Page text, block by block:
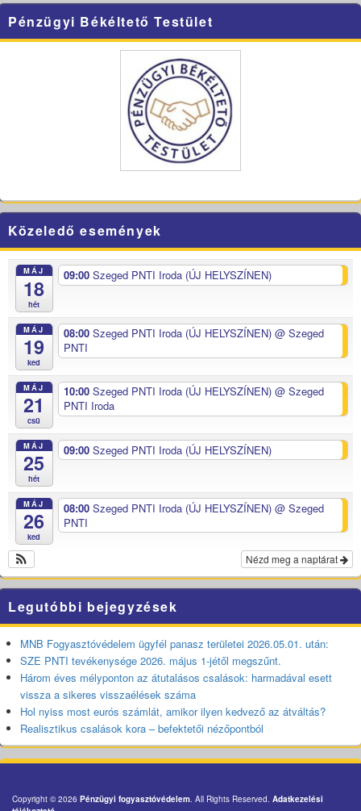
Pénzügyi Békéltető Testület
Közeledő események
MÁJ
18
hét
09:00 Szeged PNTI Iroda (ÚJ HELYSZÍNEN)
MÁJ
19
ked
08:00 Szeged PNTI Iroda (ÚJ HELYSZÍNEN) @ Szeged
PNTI
MÁJ
21
csü
10:00 Szeged PNTI Iroda (ÚJ HELYSZÍNEN) @ Szeged
PNTI Iroda
MÁJ
25
hét
09:00 Szeged PNTI Iroda (ÚJ HELYSZÍNEN)
MÁJ
26
ked
08:00 Szeged PNTI Iroda (ÚJ HELYSZÍNEN) @ Szeged
PNTI
Nézd meg a naptárat
Legutóbbi bejegyzések
MNB Fogyasztóvédelem ügyfél panasz területei 2026.05.01. után:
SZE PNTI tevékenysége 2026. május 1-jétől megszűnt.
Három éves mélyponton az átutalásos csalások: harmadával esett
vissza a sikeres visszaélések száma
Hol nyiss most eurós számlát, amikor ilyen kedvező az átváltás?
Realisztikus csalások kora – befektetői nézőpontból
Copyright © 2026 Pénzügyi fogyasztóvédelem . All Rights Reserved. Adatkezelési